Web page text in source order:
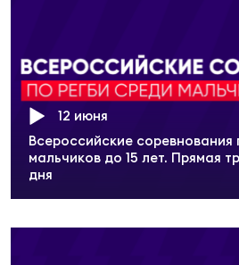
Всероссийские соревнования
мальчиков до 15 лет. Прямая
дня
12 июня